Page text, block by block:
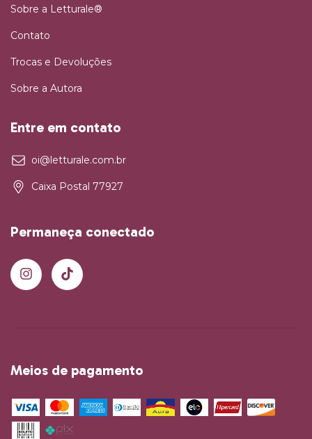
Sobre a Letturale®
Contato
Trocas e Devoluções
Sobre a Autora
Entre em contato
oi@letturale.com.br
Caixa Postal 77927
Permaneça conectado
Meios de pagamento